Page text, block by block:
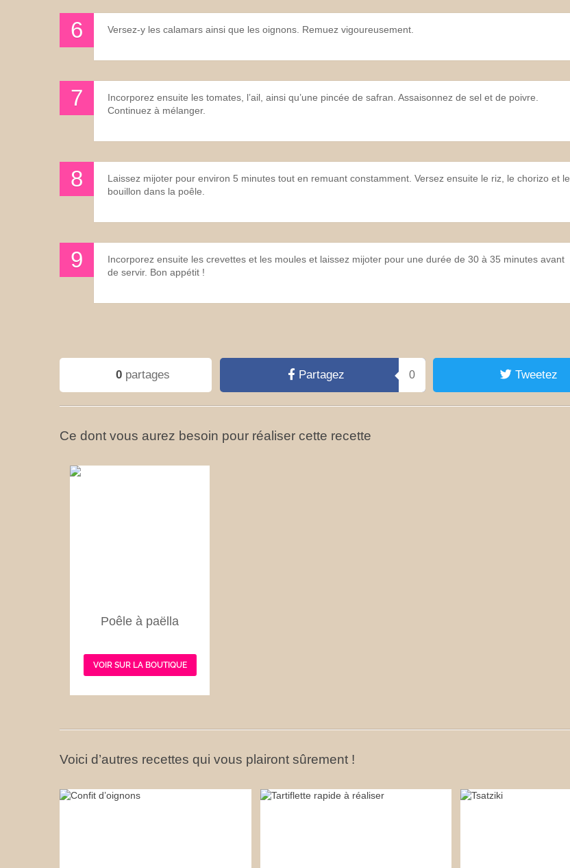
Versez-y les calamars ainsi que les oignons. Remuez vigoureusement.
Incorporez ensuite les tomates, l’ail, ainsi qu’une pincée de safran. Assaisonnez de sel et de poivre.
Continuez à mélanger.
Laissez mijoter pour environ 5 minutes tout en remuant constamment. Versez ensuite le riz, le chorizo et le
bouillon dans la poêle.
Incorporez ensuite les crevettes et les moules et laissez mijoter pour une durée de 30 à 35 minutes avant
de servir. Bon appétit !
0partages Partagez 0 Tweetez
Ce dont vous aurez besoin pour réaliser cette recette
Poêle à paëlla
VOIR SUR LA BOUTIQUE
Voici d’autres recettes qui vous plairont sûrement !